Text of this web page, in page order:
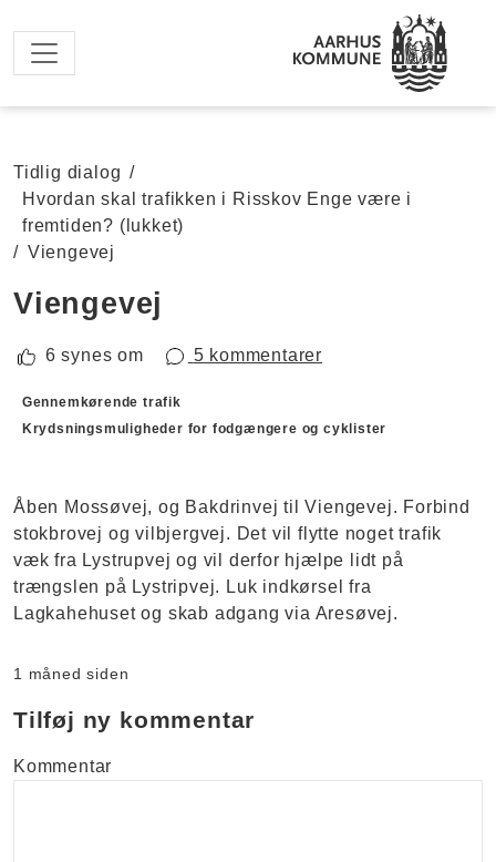
Tidlig dialog /
Hvordan skal trafikken i Risskov Enge være i
fremtiden? (lukket)
/ Viengevej
Viengevej
6 synes om 5 kommentarer
Forslagskategorier
Gennemkørende trafik
Krydsningsmuligheder for fodgængere og cyklister
Åben Mossøvej, og Bakdrinvej til Viengevej. Forbind
stokbrovej og vilbjergvej. Det vil flytte noget trafik
væk fra Lystrupvej og vil derfor hjælpe lidt på
trængslen på Lystripvej. Luk indkørsel fra
Lagkahehuset og skab adgang via Aresøvej.
1 måned siden
Tilføj ny kommentar
Kommentar